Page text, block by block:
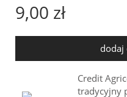
9,00 zł
dodaj
Credit
tradycyjny